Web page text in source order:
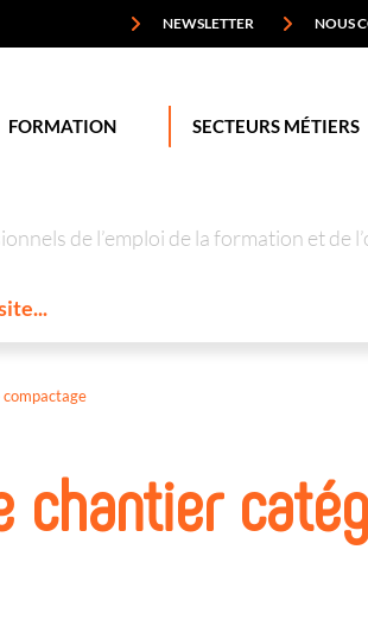
NEWSLETTER NOUS
FORMATION SECTEURS MÉTIERS
de l’emploi de la formation et
compactage
chantier